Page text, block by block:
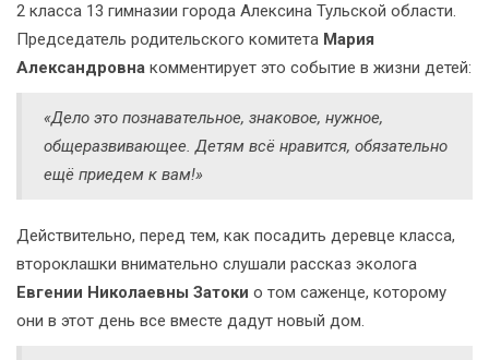
2 класса 13 гимназии города Алексина Тульской области.
Председатель родительского комитета Мария
Александровна комментирует это событие в жизни детей:
«Дело это познавательное, знаковое, нужное,
общеразвивающее. Детям всё нравится, обязательно
ещё приедем к вам!»
Действительно, перед тем, как посадить деревце класса,
второклашки внимательно слушали рассказ эколога
Евгении Николаевны Затоки о том саженце, которому
они в этот день все вместе дадут новый дом.